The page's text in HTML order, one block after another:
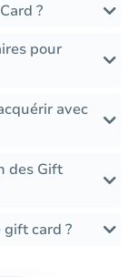
?
pour
avec
des Gift
card ?